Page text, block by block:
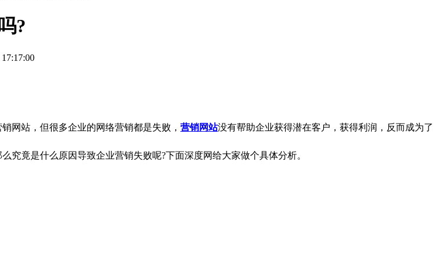
?
站，但很多企业的网络营销都是失败， 营销网站没有帮助企业获得潜在客户，获得利润，反而成为了
究竟是什么原因导致企业营销失败呢?下面深度网给大家做个具体分析。